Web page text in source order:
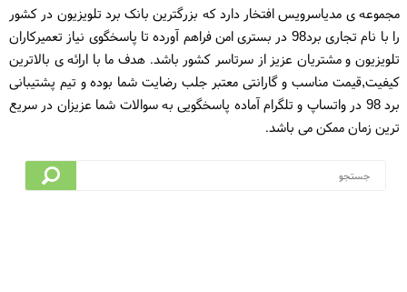
مجموعه ی مدیاسرویس افتخار دارد که بزرگترین بانک برد تلویزیون در کشور
را با نام تجاری برد98 در بستری امن فراهم آورده تا پاسخگوی نیاز تعمیرکاران
تلویزیون و مشتریان عزیز از سرتاسر کشور باشد. هدف ما با اراِئه ی بالاترین
کیفیت,قیمت مناسب و گارانتی معتبر جلب رضایت شما بوده و تیم پشتیبانی
برد 98 در واتساپ و تلگرام آماده پاسخگویی به سوالات شما عزیزان در سریع
ترین زمان ممکن می باشد.